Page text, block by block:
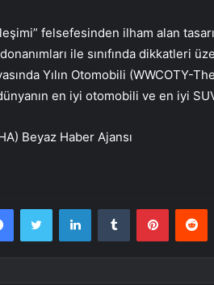
felsefesinden ilham alan
ile sınıfında dikkatleri
Yılın Otomobili (WWCOTY-
en iyi otomobili ve en iyi
Beyaz Haber Ajansı
FacebookTwitter LinkedInTumblr Pinterest